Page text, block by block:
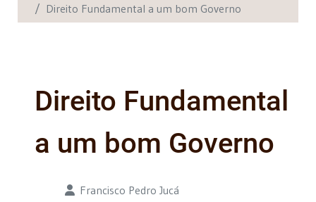
Direito Fundamental a um bom Governo
Direito Fundamental
a um bom Governo
Detalhes Francisco Pedro Jucá